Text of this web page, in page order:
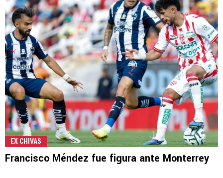
EX CHIVAS
Francisco Méndez fue figura ante Monterrey